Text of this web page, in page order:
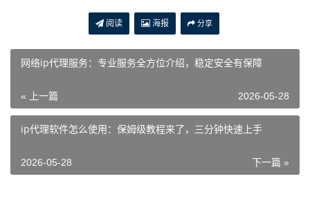
阅读 海报 分享
网络ip代理服务：专业服务全方位介绍，稳定安全有保障
« 上一篇 2026-05-28
ip代理软件怎么使用：保姆级教程来了，三分钟快速上手
下一篇 »
2026-05-28